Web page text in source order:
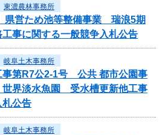
東濃農林事務所
県営ため池等整備事業 瑞浪5期
事に関する一般競争入札公告
岐阜土木事務所
事第R7公2-1号 公共 都市公園事
世界淡水魚園 受水槽更新他工事
札公告
岐阜土木事務所